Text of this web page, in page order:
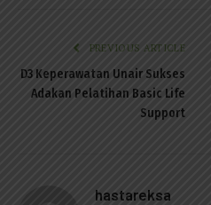
PREVIOUS ARTICLE
D3 Keperawatan Unair Sukses
Adakan Pelatihan Basic Life
Support
hastareksa